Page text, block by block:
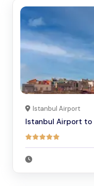
Istanbul Airport
Istanbul Airport to